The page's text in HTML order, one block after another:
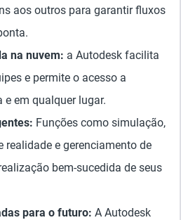
aos outros para garantir fluxos
na nuvem: a Autodesk facilita
e permite o acesso a
e em qualquer lugar.
Funções como simulação,
realidade e gerenciamento de
bem-sucedida de seus
para o futuro: A Autodesk